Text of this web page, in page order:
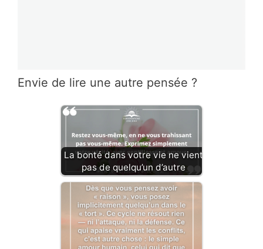
Envie de lire une autre pensée ?
La bonté dans votre vie ne vient
pas de quelqu’un d’autre